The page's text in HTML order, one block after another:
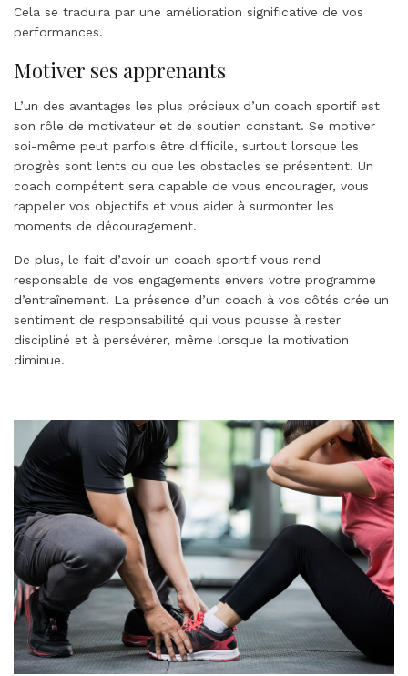
Cela se traduira par une amélioration significative de vos
performances.
Motiver ses apprenants
L’un des avantages les plus précieux d’un coach sportif est
son rôle de motivateur et de soutien constant. Se motiver
soi-même peut parfois être difficile, surtout lorsque les
progrès sont lents ou que les obstacles se présentent. Un
coach compétent sera capable de vous encourager, vous
rappeler vos objectifs et vous aider à surmonter les
moments de découragement.
De plus, le fait d’avoir un coach sportif vous rend
responsable de vos engagements envers votre programme
d’entraînement. La présence d’un coach à vos côtés crée un
sentiment de responsabilité qui vous pousse à rester
discipliné et à persévérer, même lorsque la motivation
diminue.